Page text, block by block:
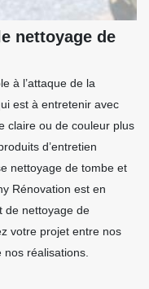
nettoyage de
à l’attaque de la
est à entretenir avec
claire ou de couleur plus
d’entretien
nettoyage de tombe et
Rénovation est en
de nettoyage de
votre projet entre nos
réalisations.